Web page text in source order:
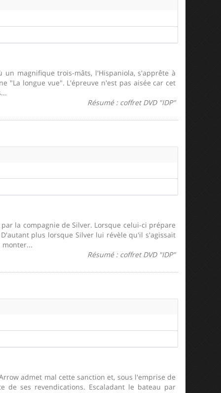
magnifique trois-mâts, l'Hispaniola, s'apprête à
"La longue vue". L'épreuve n'est pas aisée car cet
Résumé : coffret DVD "IDP"
la compagnie de Silver. Lorsque celui-ci prépare
plus lorsque Silver lui révèle qu'il s'agissait
monter...
Résumé : coffret DVD "IDP"
admet mal cette sanction et, sous l'emprise de
ses revendications. Escaladant le bateau par